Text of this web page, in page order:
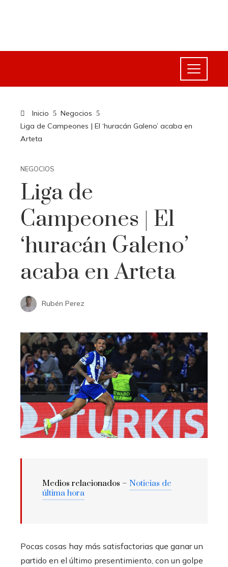
Inicio
Negocios
Liga de Campeones | El ‘huracán Galeno’ acaba en
Arteta
NEGOCIOS
Liga de
Campeones | El
‘huracán Galeno’
acaba en Arteta
Rubén Perez
Medios relacionados – Noticias de
última hora
Pocas cosas hay más satisfactorias que ganar un
partido en el último presentimiento, con un golpe